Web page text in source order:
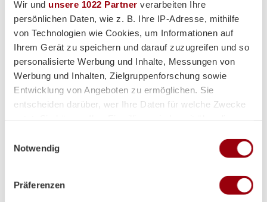
Wir und unsere 1022 Partner verarbeiten Ihre
persönlichen Daten, wie z. B. Ihre IP-Adresse, mithilfe
von Technologien wie Cookies, um Informationen auf
Ihrem Gerät zu speichern und darauf zuzugreifen und so
personalisierte Werbung und Inhalte, Messungen von
Werbung und Inhalten, Zielgruppenforschung sowie
Entwicklung von Angeboten zu ermöglichen. Sie
entscheiden darüber, wer Ihre Daten für welche Zwecke
Trigger Symbol ändern oder widerrufen
Informationen über Ihre geografische Lage erfassen,
Notwendig
Präferenzen
Hauptpartner
Premium-Partner